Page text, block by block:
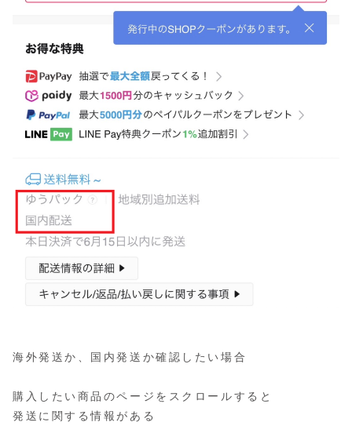
海外発送か、国内発送か確認したい場合
購入したい商品のページをスクロールすると
発送に関する情報がある